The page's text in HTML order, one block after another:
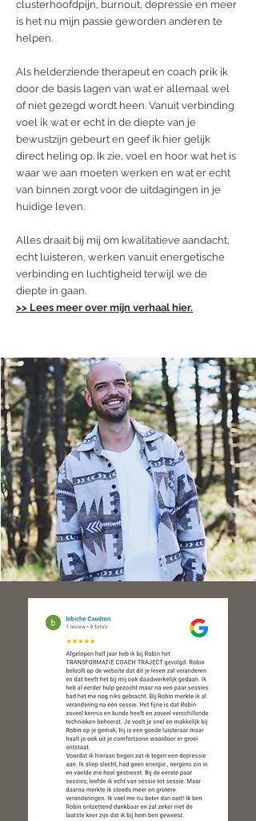
clusterhoofdpijn, burnout, depressie en meer
is het nu mijn passie geworden anderen te
helpen.
Als helderziende therapeut en coach prik ik
door de basis lagen van wat er allemaal wel
of niet gezegd wordt heen. Vanuit verbinding
voel ik wat er echt in de diepte van je
bewustzijn gebeurt en geef ik hier gelijk
direct heling op. Ik zie, voel en hoor wat het is
waar we aan moeten werken en wat er echt
van binnen zorgt voor de uitdagingen in je
huidige leven.
Alles draait bij mij om kwalitatieve aandacht,
echt luisteren, werken vanuit energetische
verbinding en luchtigheid terwijl we de
diepte in gaan.
>> Lees meer over mijn verhaal hier.